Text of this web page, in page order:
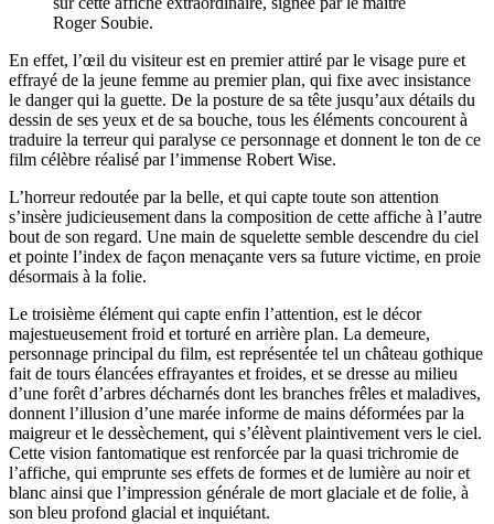
Roger Soubie.
En effet, l’œil du visiteur est en premier attiré par le visage pure et
effrayé de la jeune femme au premier plan, qui fixe avec insistance
le danger qui la guette. De la posture de sa tête jusqu’aux détails du
dessin de ses yeux et de sa bouche, tous les éléments concourent à
traduire la terreur qui paralyse ce personnage et donnent le ton de ce
film célèbre réalisé par l’immense Robert Wise.
L’horreur redoutée par la belle, et qui capte toute son attention
s’insère judicieusement dans la composition de cette affiche à l’autre
bout de son regard. Une main de squelette semble descendre du ciel
et pointe l’index de façon menaçante vers sa future victime, en proie
désormais à la folie.
Le troisième élément qui capte enfin l’attention, est le décor
majestueusement froid et torturé en arrière plan. La demeure,
personnage principal du film, est représentée tel un château gothique
fait de tours élancées effrayantes et froides, et se dresse au milieu
d’une forêt d’arbres décharnés dont les branches frêles et maladives,
donnent l’illusion d’une marée informe de mains déformées par la
maigreur et le dessèchement, qui s’élèvent plaintivement vers le ciel.
Cette vision fantomatique est renforcée par la quasi trichromie de
l’affiche, qui emprunte ses effets de formes et de lumière au noir et
blanc ainsi que l’impression générale de mort glaciale et de folie, à
son bleu profond glacial et inquiétant.